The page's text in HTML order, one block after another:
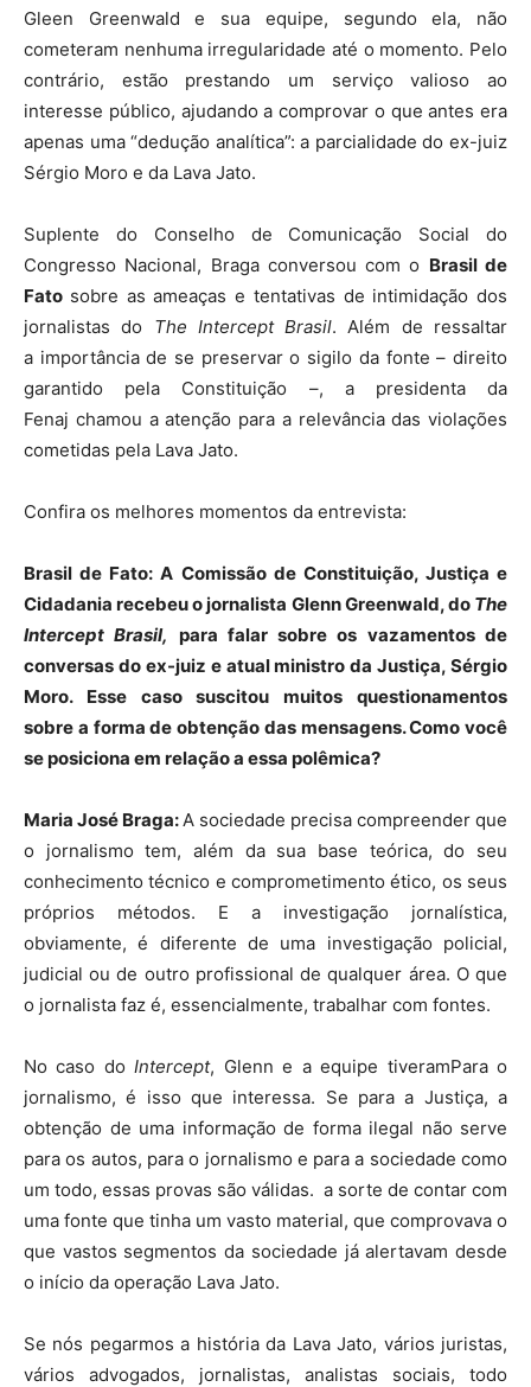
Gleen Greenwald e sua equipe, segundo ela, não
cometeram nenhuma irregularidade até o momento. Pelo
contrário, estão prestando um serviço valioso ao
interesse público, ajudando a comprovar o que antes era
apenas uma “dedução analítica”: a parcialidade do ex-juiz
Sérgio Moro e da Lava Jato.
Suplente do Conselho de Comunicação Social do
Congresso Nacional, Braga conversou com o Brasil de
Fato sobre as ameaças e tentativas de intimidação dos
jornalistas do The Intercept Brasil. Além de ressaltar
a importância de se preservar o sigilo da fonte – direito
garantido pela Constituição –, a presidenta da
Fenaj chamou a atenção para a relevância das violações
cometidas pela Lava Jato.
Confira os melhores momentos da entrevista:
Brasil de Fato: A Comissão de Constituição, Justiça e
Cidadania recebeu o jornalista Glenn Greenwald, do The
Intercept Brasil, para falar sobre os vazamentos de
conversas do ex-juiz e atual ministro da Justiça, Sérgio
Moro. Esse caso suscitou muitos questionamentos
sobre a forma de obtenção das mensagens. Como você
se posiciona em relação a essa polêmica?
Maria José Braga:A sociedade precisa compreender que
o jornalismo tem, além da sua base teórica, do seu
conhecimento técnico e comprometimento ético, os seus
próprios métodos. E a investigação jornalística,
obviamente, é diferente de uma investigação policial,
judicial ou de outro profissional de qualquer área. O que
o jornalista faz é, essencialmente, trabalhar com fontes.
No caso doIntercept, Glenn e a equipe tiveramPara o
jornalismo, é isso que interessa. Se para a Justiça, a
obtenção de uma informação de forma ilegal não serve
para os autos, para o jornalismo e para a sociedade como
um todo, essas provas são válidas. a sorte de contar com
uma fonte que tinha um vasto material, que comprovava o
que vastos segmentos da sociedade já alertavam desde
o início da operação Lava Jato.
Se nós pegarmos a história da Lava Jato, vários juristas,
vários advogados, jornalistas, analistas sociais, todo